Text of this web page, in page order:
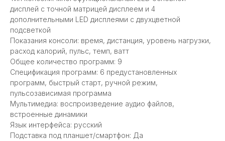
дисплей с точной матрицей дисплеем и 4
дополнительными LED дисплеями с двухцветной
подсветкой
Показания консоли: время, дистанция, уровень нагрузки,
расход калорий, пульс, темп, ватт
Общее количество программ: 9
Спецификация программ: 6 предустановленных
программ, быстрый старт, ручной режим,
пульсозависимая программа
Мультимедиа: воспроизведение аудио файлов,
встроенные динамики
Язык интерфейса: русский
Подставка под планшет/смартфон: Да